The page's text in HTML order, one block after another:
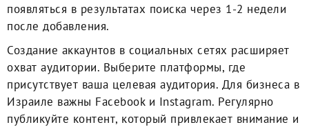
появляться в результатах поиска через 1-2 недели
после добавления.
Создание аккаунтов в социальных сетях расширяет
охват аудитории. Выберите платформы, где
присутствует ваша целевая аудитория. Для бизнеса в
Израиле важны Facebook и Instagram. Регулярно
публикуйте контент, который привлекает внимание и